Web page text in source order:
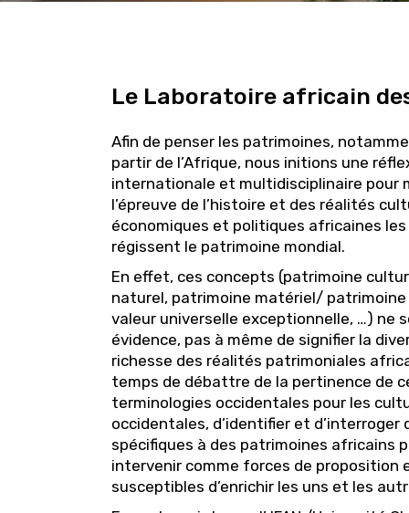
Le Laboratoire africain
Afin de penser les patrimoines,
partir de l’Afrique, nous initions une
internationale et multidisciplinaire pour
l’épreuve de l’histoire et des réalités
économiques et politiques africaines
régissent le patrimoine mondial.
En effet, ces concepts (patrimoine
naturel, patrimoine matériel/
valeur universelle exceptionnelle, …) ne
évidence, pas à même de signifier la
richesse des réalités patrimoniales
temps de débattre de la pertinence de
terminologies occidentales pour les
occidentales, d’identifier et d’interroger
spécifiques à des patrimoines africains
intervenir comme forces de proposition
susceptibles d’enrichir les uns et les